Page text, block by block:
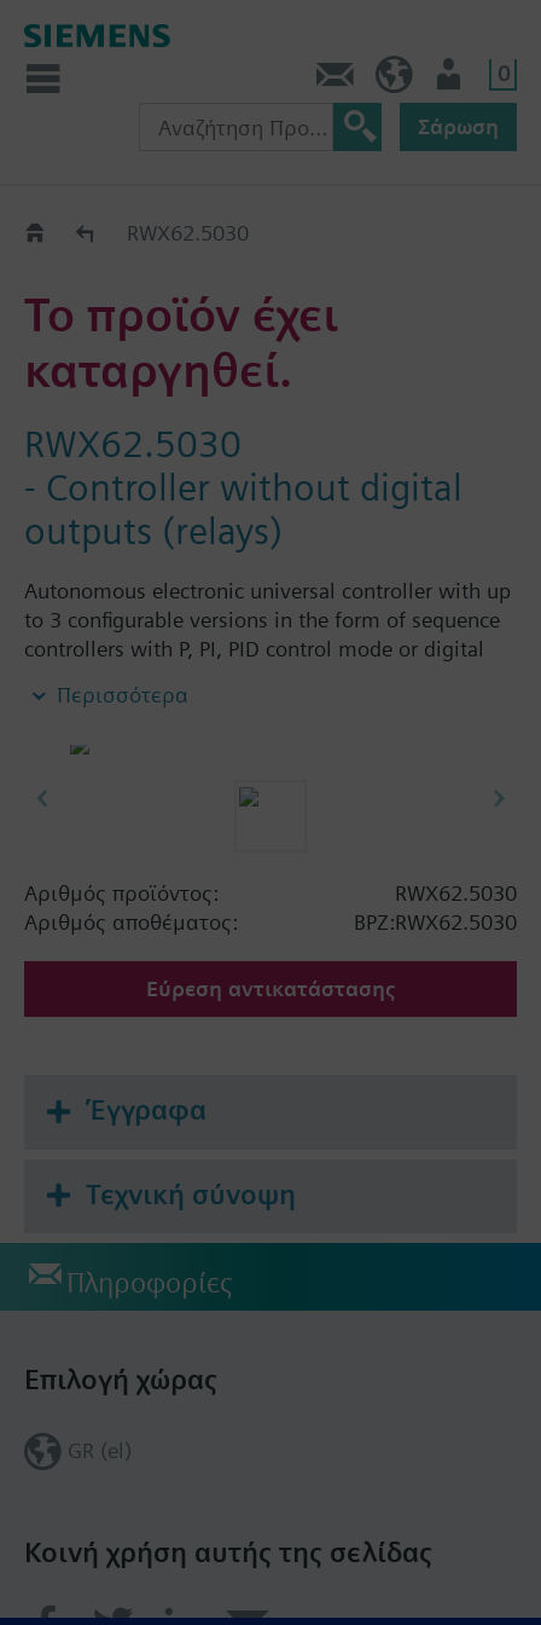
0
Σάρωση
Old2NewRWX62.5030
Το προϊόν έχει
καταργηθεί.
RWX62.5030
- Controller without digital
outputs (relays)
Autonomous electronic universal controller with up
to 3 configurable versions in the form of sequence
controllers with P, PI, PID control mode or digital
or binary signals. Separate outputs for analog and
Περισσότερα
Αριθμός προϊόντος:
RWX62.5030
Αριθμός αποθέματος:
BPZ:RWX62.5030
Εύρεση αντικατάστασης
Έγγραφα
Τεχνική σύνοψη
Πληροφορίες
Κοινή χρήση αυτής της σελίδας
Επιλογή χώρας
GR (el)